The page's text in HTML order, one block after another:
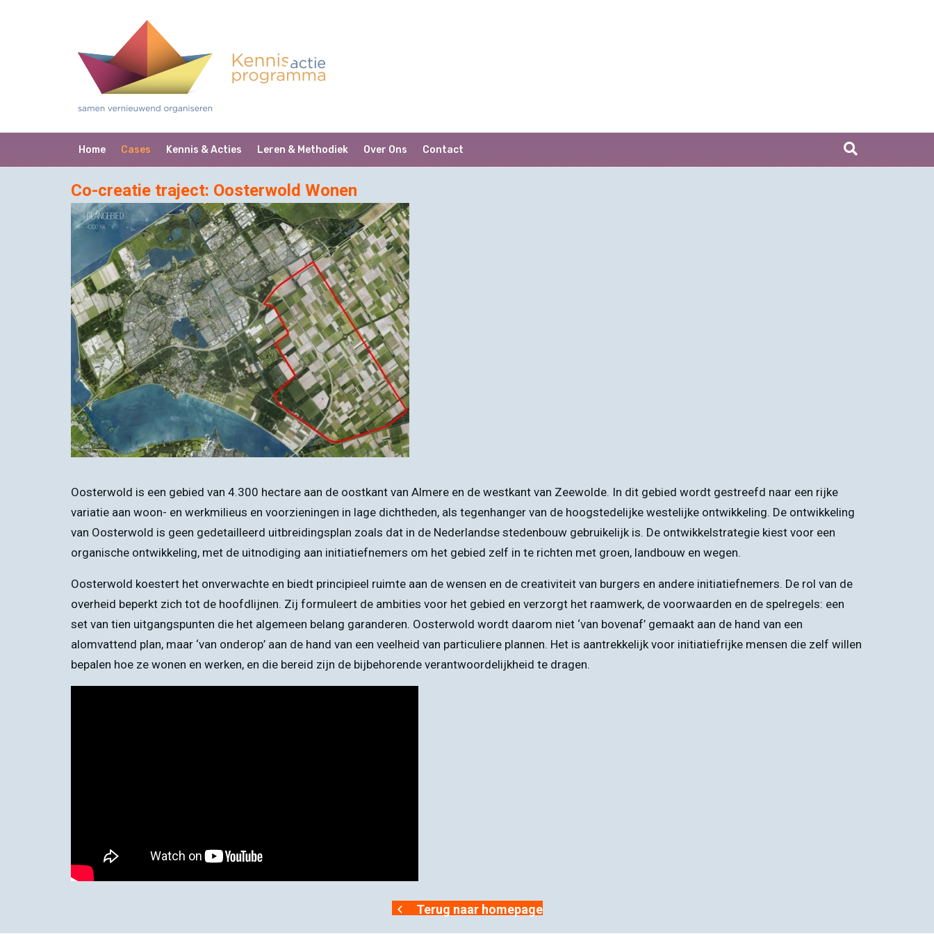
Home Cases Kennis & Acties Leren & Methodiek Over Ons Contact
Co-creatie traject: Oosterwold Wonen
Oosterwold is een gebied van 4.300 hectare aan de oostkant van Almere en de westkant van Zeewolde. In dit gebied wordt gestreefd naar een rijke
variatie aan woon- en werkmilieus en voorzieningen in lage dichtheden, als tegenhanger van de hoogstedelijke westelijke ontwikkeling. De ontwikkeling
van Oosterwold is geen gedetailleerd uitbreidingsplan zoals dat in de Nederlandse stedenbouw gebruikelijk is. De ontwikkelstrategie kiest voor een
organische ontwikkeling, met de uitnodiging aan initiatiefnemers om het gebied zelf in te richten met groen, landbouw en wegen.
Oosterwold koestert het onverwachte en biedt principieel ruimte aan de wensen en de creativiteit van burgers en andere initiatiefnemers. De rol van de
overheid beperkt zich tot de hoofdlijnen. Zij formuleert de ambities voor het gebied en verzorgt het raamwerk, de voorwaarden en de spelregels: een
set van tien uitgangspunten die het algemeen belang garanderen. Oosterwold wordt daarom niet ‘van bovenaf’ gemaakt aan de hand van een
alomvattend plan, maar ‘van onderop’ aan de hand van een veelheid van particuliere plannen. Het is aantrekkelijk voor initiatiefrijke mensen die zelf willen
bepalen hoe ze wonen en werken, en die bereid zijn de bijbehorende verantwoordelijkheid te dragen.
Terug naar homepage